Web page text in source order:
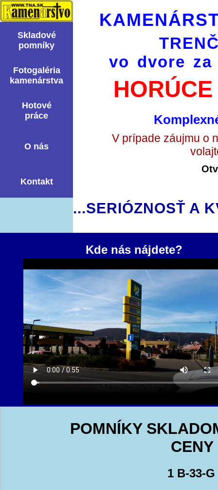
Skladové
pomní­ky
Fotogaléria
kamenárstva
Hotové
práce
O nás
Kontakt
vo dvore za
V prípade záujmu o
...SERIÓZNOSŤ A
Kde nás nájdete?
POMNÍKY
1 B-33-